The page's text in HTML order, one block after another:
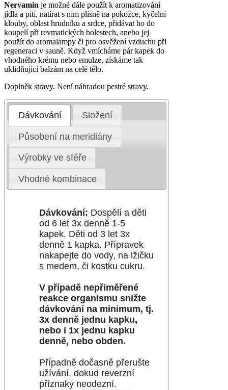
Nervamin je možné dále použít k aromatizování
jídla a pití, natírat s ním plísně na pokožce, kyčelní
klouby, oblast hrudníku a srdce, přidávat ho do
koupelí při revmatických bolestech, anebo jej
použít do aromalampy či pro osvěžení vzduchu při
regeneraci v sauně. Když vmícháme pár kapek do
vhodného krému nebo emulze, získáme tak
uklidňující balzám na celé tělo.
Doplněk stravy. Není náhradou pestré stravy.
Dávkování Složení
Působení na meridiány
Výrobky ve sféře
Vhodné kombinace
Dávkování: Dospělí a děti
od 6 let 3x denně 1-5
kapek. Děti od 3 let 3x
denně 1 kapka. Přípravek
nakapejte do vody, na lžičku
s medem, či kostku cukru.
V případě nepřiměřené
reakce organismu snižte
dávkování na minimum, tj.
3x denně jednu kapku,
nebo i 1x jednu kapku
denně, nebo obden.
Případně dočasně přerušte
užívání, dokud reverzní
příznaky neodezní.